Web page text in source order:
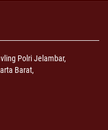
Polri Jelambar,
Barat,